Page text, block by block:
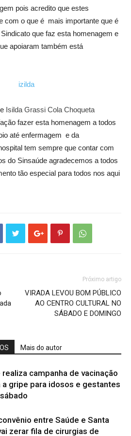
pois acredito que estes
com o que é mais importante que é
que faz esta homenagem e
apoiaram também está
Isilda Grassi Cola Choqueta
fazer esta homenagem a todos
até enfermagem e da
tem sempre que contar com
do Sinsaúde agradecemos a todos
tão especial para todos nos aqui
Próximo artigo
VIRADA LEVOU BOM PÚBLICO
AO CENTRO CULTURAL NO
SÁBADO E DOMINGO
Mais do autor
realiza campanha de vacinação
a gripe para idosos e gestantes
entre Saúde e Santa
zerar fila de cirurgias de